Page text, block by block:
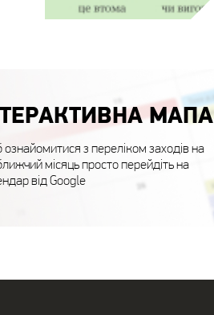
МАПА
з переліком заходів на
місяць просто перейдіть на
від Google